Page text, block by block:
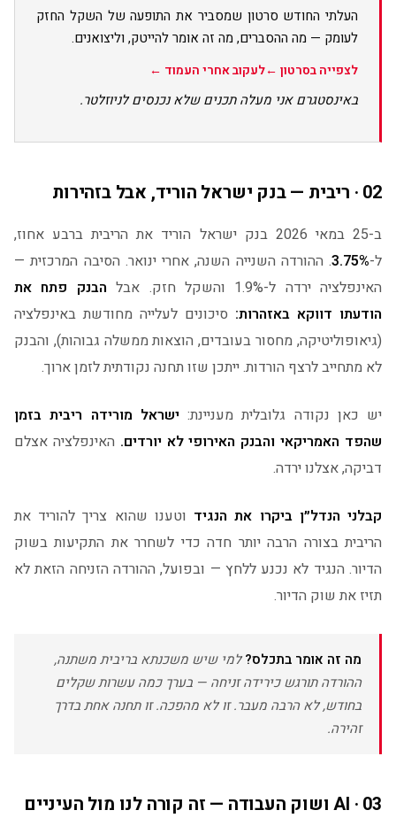
העלתי החודש סרטון שמסביר את התופעה של השקל החזק
לעומק — מה ההסברים, מה זה אומר להייטק, וליצואנים.
לצפייה בסרטון ←לעקוב אחרי העמוד ←
באינסטגרם אני מעלה תכנים שלא נכנסים לניוזלטר.
02 · ריבית — בנק ישראל הוריד, אבל בזהירות
ב-25 במאי 2026 בנק ישראל הוריד את הריבית ברבע אחוז,
ל-3.75%. ההורדה השנייה השנה, אחרי ינואר. הסיבה המרכזית —
האינפלציה ירדה ל-1.9% והשקל חזק. אבל
הבנק פתח את
הודעתו דווקא באזהרות: סיכונים לעלייה מחודשת באינפלציה
(גיאופוליטיקה, מחסור בעובדים, הוצאות ממשלה גבוהות), והבנק
לא מתחייב לרצף הורדות. ייתכן שזו תחנה נקודתית לזמן ארוך.
יש כאן נקודה גלובלית מעניינת: ישראל מורידה ריבית בזמן
שהפד האמריקאי והבנק האירופי לא יורדים. האינפלציה אצלם
דביקה, אצלנו ירדה.
קבלני הנדל״ן ביקרו את הנגיד וטענו שהוא צריך להוריד את
הריבית בצורה הרבה יותר חדה כדי לשחרר את התקיעות בשוק
הדיור. הנגיד לא נכנע ללחץ — ובפועל, ההורדה הזניחה הזאת לא
תזיז את שוק הדיור.
מה זה אומר בתכלס?למי שיש משכנתא בריבית משתנה,
ההורדה תורגש כירידה זניחה — בערך כמה עשרות שקלים
בחודש, לא הרבה מעבר. זו לא מהפכה. זו תחנה אחת בדרך
זהירה.
03 · AI ושוק העבודה — זה קורה לנו מול העיניים